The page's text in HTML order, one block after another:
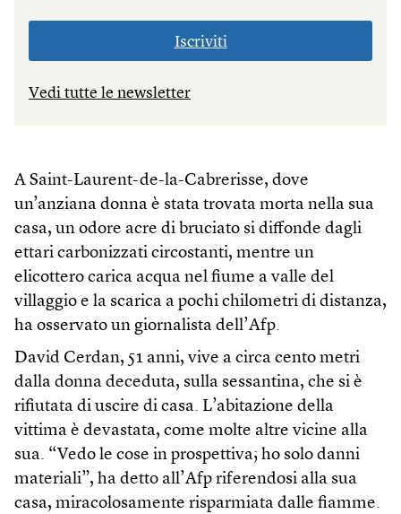
Iscriviti
Vedi tutte le newsletter
A Saint-Laurent-de-la-Cabrerisse, dove
un’anziana donna è stata trovata morta nella sua
casa, un odore acre di bruciato si diffonde dagli
ettari carbonizzati circostanti, mentre un
elicottero carica acqua nel fiume a valle del
villaggio e la scarica a pochi chilometri di distanza,
ha osservato un giornalista dell’Afp.
David Cerdan, 51 anni, vive a circa cento metri
dalla donna deceduta, sulla sessantina, che si è
rifiutata di uscire di casa. L’abitazione della
vittima è devastata, come molte altre vicine alla
sua. “Vedo le cose in prospettiva; ho solo danni
materiali”, ha detto all’Afp riferendosi alla sua
casa, miracolosamente risparmiata dalle fiamme.